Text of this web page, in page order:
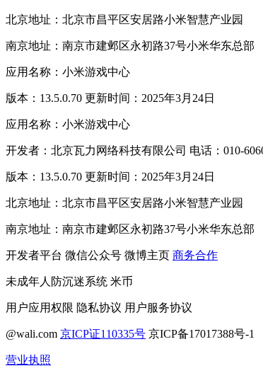
北京地址：北京市昌平区安居路小米智慧产业园
南京地址：南京市建邺区永初路37号小米华东总部
应用名称：小米游戏中心
版本：13.5.0.70 更新时间：2025年3月24日
应用名称：小米游戏中心
开发者：北京瓦力网络科技有限公司 电话：010-
版本：13.5.0.70 更新时间：2025年3月24日
北京地址：北京市昌平区安居路小米智慧产业园
南京地址：南京市建邺区永初路37号小米华东总部
开发者平台 微信公众号 微博主页 商务合作
未成年人防沉迷系统 米币
用户应用权限 隐私协议 用户服务协议
@wali.com 京ICP证110335号 京ICP备17017388号-1
营业执照